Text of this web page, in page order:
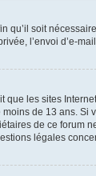
soit
l’envoi d’e-
les sites
de 13 ans.
de ce
légales